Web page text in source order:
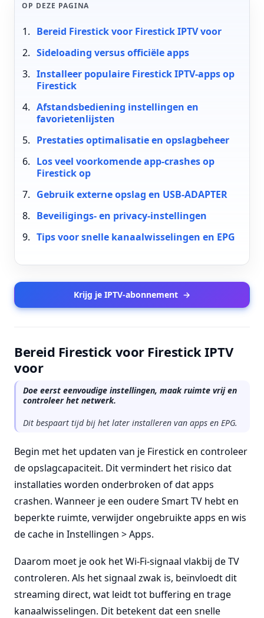
OP DEZE PAGINA
Bereid Firestick voor Firestick IPTV voor
Sideloading versus officiële apps
Installeer populaire Firestick IPTV-apps op
Firestick
Afstandsbediening instellingen en
favorietenlijsten
Prestaties optimalisatie en opslagbeheer
Los veel voorkomende app-crashes op
Firestick op
Gebruik externe opslag en USB-ADAPTER
Beveiligings- en privacy-instellingen
Tips voor snelle kanaalwisselingen en EPG
Krijg je IPTV-abonnement →
Bereid Firestick voor Firestick IPTV
voor
Doe eerst eenvoudige instellingen, maak ruimte vrij en
controleer het netwerk.
Dit bespaart tijd bij het later installeren van apps en EPG.
Begin met het updaten van je Firestick en controleer
de opslagcapaciteit. Dit vermindert het risico dat
installaties worden onderbroken of dat apps
crashen. Wanneer je een oudere Smart TV hebt en
beperkte ruimte, verwijder ongebruikte apps en wis
de cache in Instellingen > Apps.
Daarom moet je ook het Wi-Fi-signaal vlakbij de TV
controleren. Als het signaal zwak is, beïnvloedt dit
streaming direct, wat leidt tot buffering en trage
kanaalwisselingen. Dit betekent dat een snelle